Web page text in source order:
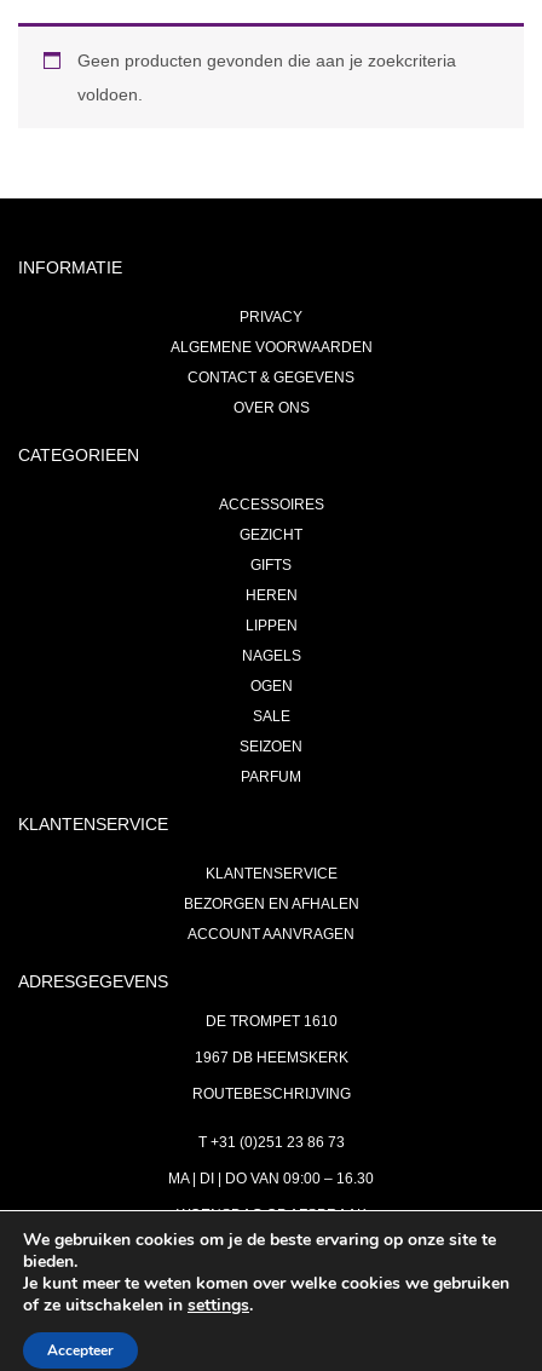
Geen producten gevonden die aan je zoekcriteria
voldoen.
INFORMATIE
PRIVACY
ALGEMENE VOORWAARDEN
CONTACT & GEGEVENS
OVER ONS
CATEGORIEEN
ACCESSOIRES
GEZICHT
GIFTS
HEREN
LIPPEN
NAGELS
OGEN
SALE
SEIZOEN
PARFUM
KLANTENSERVICE
KLANTENSERVICE
BEZORGEN EN AFHALEN
ACCOUNT AANVRAGEN
ADRESGEGEVENS
DE TROMPET 1610
1967 DB HEEMSKERK
ROUTEBESCHRIJVING
T +31 (0)251 23 86 73
MA | DI | DO VAN 09:00 – 16.30
WOENSDAG OP AFSPRAAK
INFO@ASTH.NL
We gebruiken cookies om je de beste ervaring op onze site te
bieden.
Je kunt meer te weten komen over welke cookies we gebruiken
of ze uitschakelen in settings.
Accepteer